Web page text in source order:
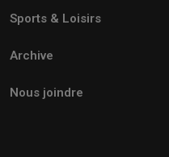
Sports & Loisirs
Archive
Nous joindre